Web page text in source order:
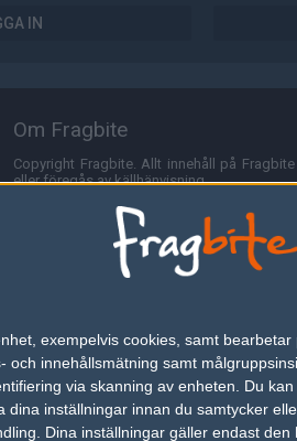
exempelvis cookies, samt
innehållsmätning samt
via skanning av enheten. Du
inställningar innan du samtycker
Dina inställningar gäller endast
IN
Om Fragbite
Copyright Fragbite. Allt innehåll på
eller föregås av källhänvisning.
Alla åsikter uttryckta på Fragbite
Programmering och design av Fredric
Fragbite använder cookies för att spara
omröstningar och för att föra statistik.
besöka Fragbite. Den här textraden finns
Annonsering